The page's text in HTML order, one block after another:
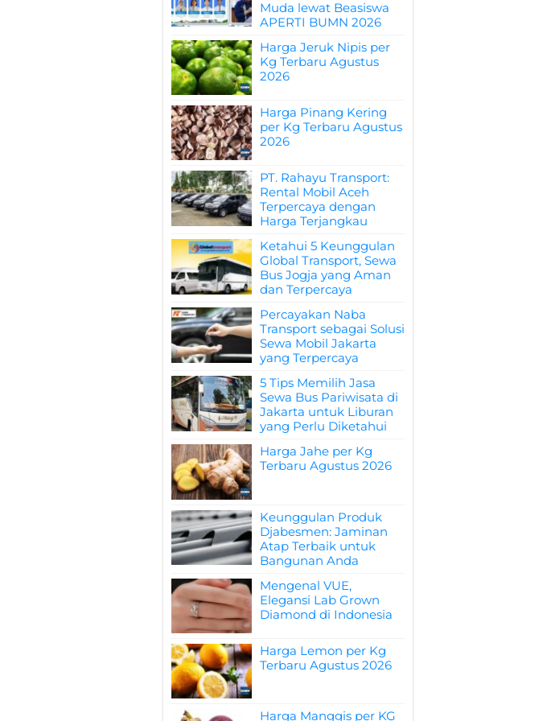
Muda lewat Beasiswa
APERTI BUMN 2026
Harga Jeruk Nipis per
Kg Terbaru Agustus
2026
Harga Pinang Kering
per Kg Terbaru Agustus
2026
PT. Rahayu Transport:
Rental Mobil Aceh
Terpercaya dengan
Harga Terjangkau
Ketahui 5 Keunggulan
Global Transport, Sewa
Bus Jogja yang Aman
dan Terpercaya
Percayakan Naba
Transport sebagai Solusi
Sewa Mobil Jakarta
yang Terpercaya
5 Tips Memilih Jasa
Sewa Bus Pariwisata di
Jakarta untuk Liburan
yang Perlu Diketahui
Harga Jahe per Kg
Terbaru Agustus 2026
Keunggulan Produk
Djabesmen: Jaminan
Atap Terbaik untuk
Bangunan Anda
Mengenal VUE,
Elegansi Lab Grown
Diamond di Indonesia
Harga Lemon per Kg
Terbaru Agustus 2026
Harga Manggis per KG